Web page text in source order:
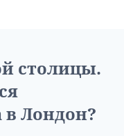
столицы.
Лондон?